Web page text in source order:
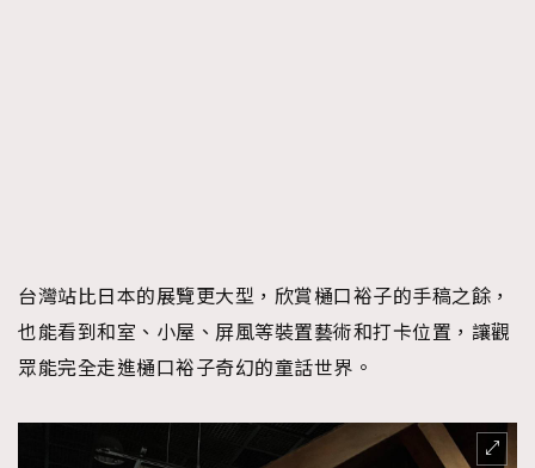
台灣站比日本的展覽更大型，欣賞樋口裕子的手稿之餘，
也能看到和室、小屋、屏風等裝置藝術和打卡位置，讓觀
眾能完全走進樋口裕子奇幻的童話世界。